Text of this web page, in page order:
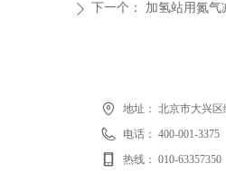
ꄲ 下一个： 加氢站用氮气
地址： 北京市大兴
电话： 400-001-3375
热线： 010-63357350